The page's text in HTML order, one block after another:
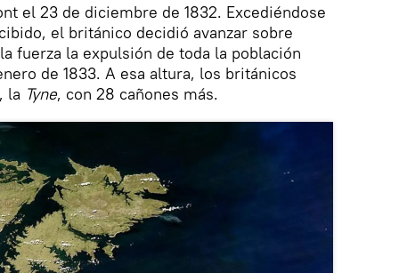
el 23 de diciembre de 1832. Excediéndose
el británico decidió avanzar sobre
fuerza la expulsión de toda la población
de 1833. A esa altura, los británicos
la Tyne, con 28 cañones más.